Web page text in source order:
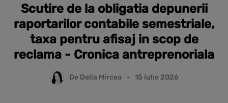
Scutire de la obligatia depunerii
raportarilor contabile semestriale,
taxa pentru afisaj in scop de
reclama - Cronica antreprenoriala
De Delia Mircea 15 iulie 2026